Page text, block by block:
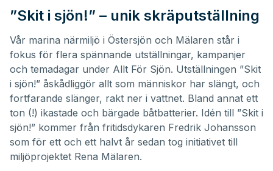
”Skit i sjön!” – unik skräputställning
Vår marina närmiljö i Östersjön och Mälaren står i
fokus för flera spännande utställningar, kampanjer
och temadagar under Allt För Sjön. Utställningen ”Skit
i sjön!” åskådliggör allt som människor har slängt, och
fortfarande slänger, rakt ner i vattnet. Bland annat ett
ton (!) ikastade och bärgade båtbatterier. Idén till ”Skit i
sjön!” kommer från fritidsdykaren Fredrik Johansson
som för ett och ett halvt år sedan tog initiativet till
miljöprojektet Rena Mälaren.